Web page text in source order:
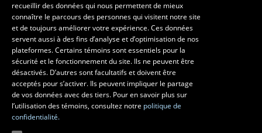
Pavillon Louis-Jacques-Casault
1055, avenue du Séminaire
, Québec (Québec)  G1V 0A6
Téléphone: 418 656-7061
Suivez-nous sur Facebook
Suivez-nous sur YouTube
recueillir des données qui nous permettent de mieux
connaître le parcours des personnes qui visitent notre site
et de toujours améliorer votre expérience. Ces données
servent aussi à des fins d’analyse et d’optimisation de nos
plateformes. Certains témoins sont essentiels pour la
sécurité et le fonctionnement du site. Ils ne peuvent être
désactivés. D’autres sont facultatifs et doivent être
acceptés pour s’activer. Ils peuvent impliquer le partage
de vos données avec des tiers. Pour en savoir plus sur
l’utilisation des témoins, consultez notre politique de
confidentialité.